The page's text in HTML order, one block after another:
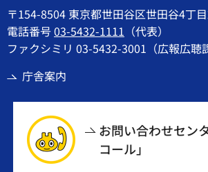
〒154-8504 東京都世田谷区世田谷4丁
電話番号03-5432-1111 （代表）
ファクシミリ 03-5432-3001（広報広聴
庁舎案内
お問い合わせセン
コール」